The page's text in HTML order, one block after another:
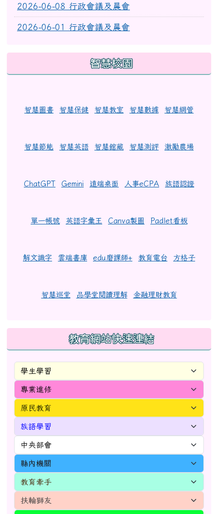
2026-06-08 行政會議及晨會
2026-06-01 行政會議及晨會
智慧校園
智慧圖書 智慧保健 智慧教室 智慧數據 智慧網管
智慧節能 智慧英語 智慧館藏 智慧測評 激勵農場
ChatGPT Gemini 遠端桌面 人事eCPA 族語認證
單一帳號 英語字彙王 Canva製圖 Padlet看板
解文識字 雲端書庫 edu磨課師+ 教育電台 方格子
智慧巡堂 品學堂閱讀理解 金融理財教育
教育網站快速連結